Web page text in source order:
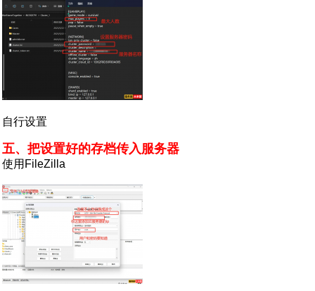
自行设置
五、把设置好的存档传入服务器
使用FileZilla